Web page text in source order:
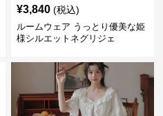
¥3,840 (税込)
ルームウェア うっとり優美な姫
様シルエットネグリジェ